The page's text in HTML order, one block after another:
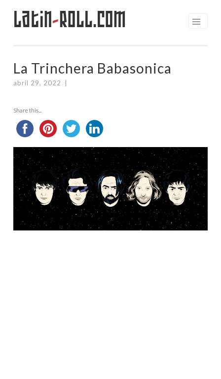
Saltar
Latin-Roll.com
La Trinchera Babasonica
abril 29, 2022
Share this...